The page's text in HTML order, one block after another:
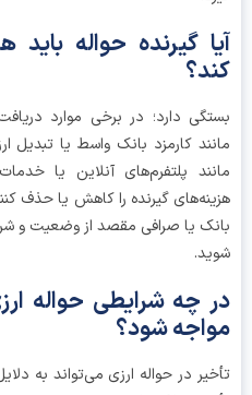
گیرنده حواله باید
دارد؛ در برخی موارد
کارمزد بانک واسط یا تبدیل ارز
پلتفرم‌های آنلاین یا خدمات
گیرنده را کاهش یا حذف کنند.
یا صرافی مقصد از وضعیت و شرایط
چه شرایطی حواله ارزی
شود؟
در حواله ارزی می‌تواند به دلایل